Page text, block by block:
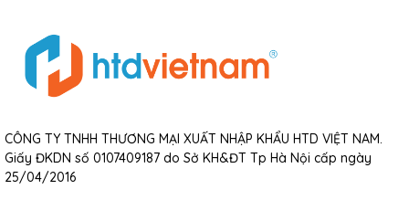
CÔNG TY TNHH THƯƠNG MẠI XUẤT NHẬP KHẨU HTD VIỆT NAM.
Giấy ĐKDN số 0107409187 do Sở KH&ĐT Tp Hà Nội cấp ngày
25/04/2016